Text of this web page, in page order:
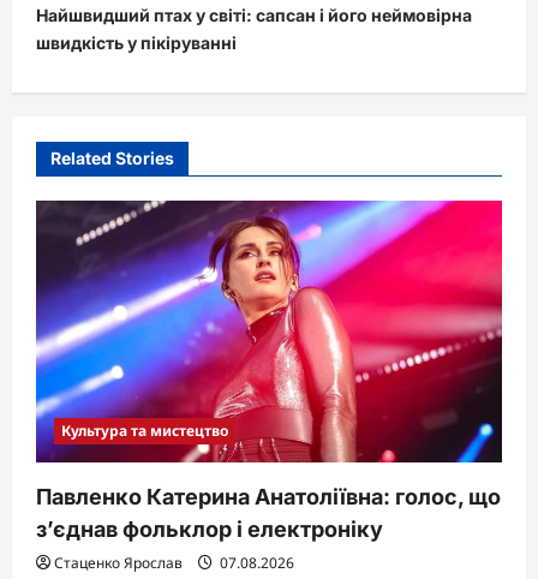
n
a
v
g
a
i
o
n
Найшвидший птах у світі: сапсан і його неймовірна
швидкість у пікіруванні
Related Stories
Культура та мистецтво
Павленко Катерина Анатоліївна: голос, що
з’єднав фольклор і електроніку
Стаценко Ярослав 07.08.2026